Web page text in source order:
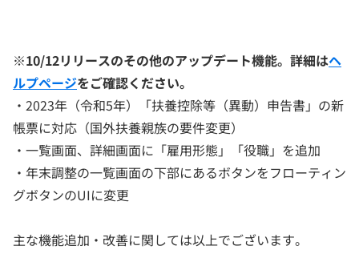
※10/12リリースのその他のアップデート機能。詳細はヘ
ルプページをご確認ください。
・2023年（令和5年）「扶養控除等（異動）申告書」の新
帳票に対応（国外扶養親族の要件変更）
・一覧画面、詳細画面に「雇用形態」「役職」を追加
・年末調整の一覧画面の下部にあるボタンをフローティン
グボタンのUIに変更
主な機能追加・改善に関しては以上でございます。